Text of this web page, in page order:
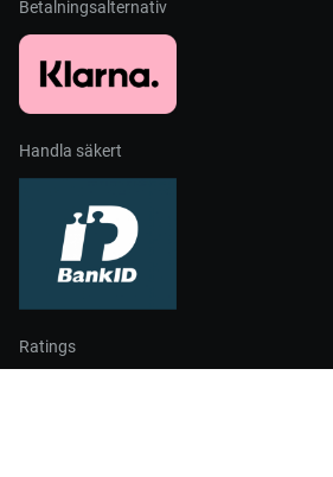
Betalningsalternativ
Handla säkert
Ratings